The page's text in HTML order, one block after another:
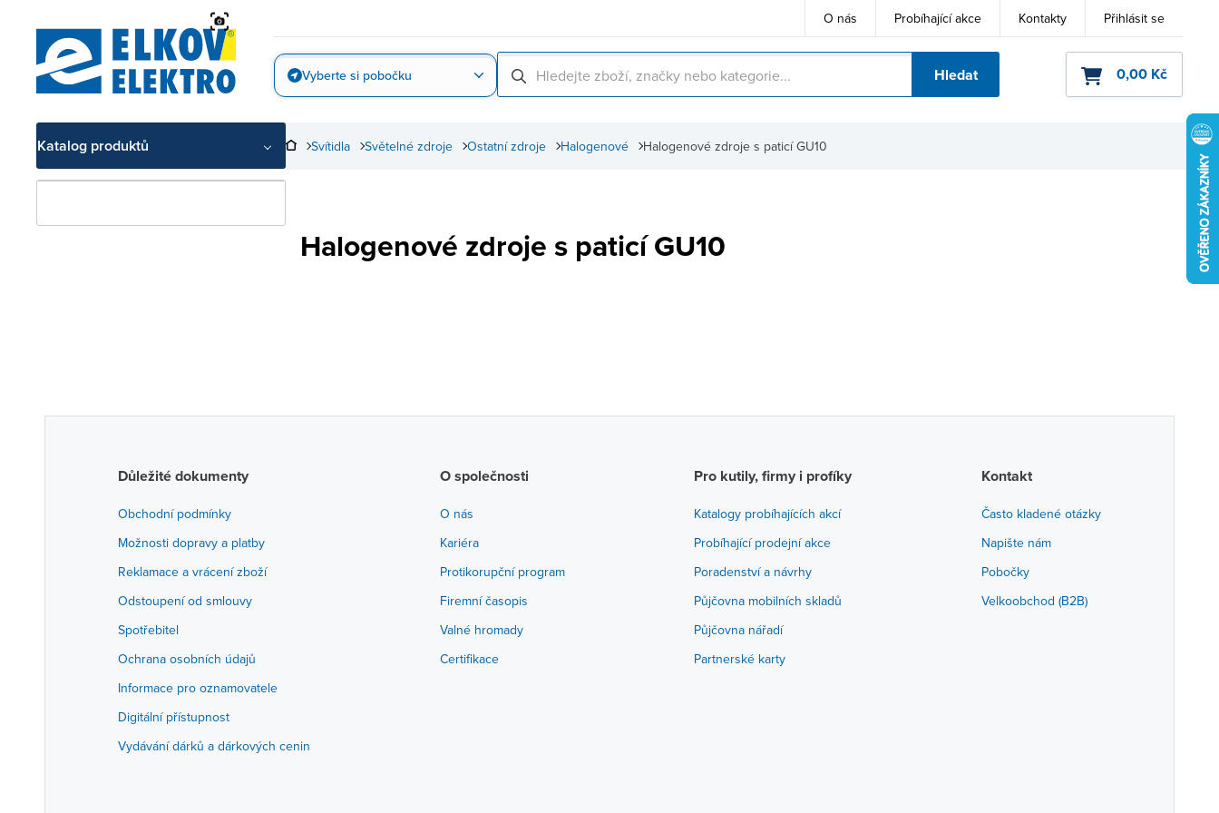
O nás Probíhající akce Kontakty Přihlásit se
Vyberte si pobočku Hledat 0,00 Kč
Katalog produktů Halogenové zdroje s paticí GU10
Halogenové
Ostatní zdroje
Světelné zdroje
Svítidla
Halogenové zdroje s paticí GU10
Důležité dokumenty
Obchodní podmínky
Možnosti dopravy a platby
Reklamace a vrácení zboží
Odstoupení od smlouvy
Spotřebitel
Ochrana osobních údajů
Informace pro oznamovatele
Digitální přístupnost
Vydávání dárků a dárkových cenin
O společnosti
O nás
Kariéra
Protikorupční program
Firemní časopis
Valné hromady
Certifikace
Pro kutily, firmy i profíky
Katalogy probíhajících akcí
Probíhající prodejní akce
Poradenství a návrhy
Půjčovna mobilních skladů
Půjčovna nářadí
Partnerské karty
Kontakt
Často kladené otázky
Napište nám
Pobočky
Velkoobchod (B2B)